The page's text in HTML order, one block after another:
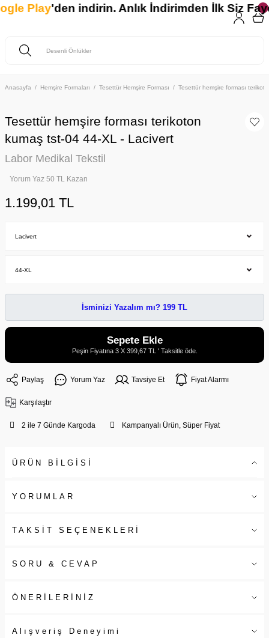
Anasayfa Hemşire Formaları Tesettür Hemşire Forması Tesettür hemşire forması
Tesettür hemşire forması terikoton
kumaş tst-04 44-XL - Lacivert
Labor Medikal Tekstil
Yorum Yaz 50 TL Kazan
1.199,01 TL
İsminizi Yazalım mı? 199 TL
Sepete Ekle
Peşin Fiyatına 3 X 399,67 TL ' Taksitle öde.
Paylaş Yorum Yaz Tavsiye Et Fiyat Alarmı
Karşılaştır
2 ile 7 Günde Kargoda Kampanyalı Ürün, Süper Fiyat
ÜRÜN BİLGİSİ
YORUMLAR
TAKSİT SEÇENEKLERİ
SORU & CEVAP
ÖNERİLERİNİZ
Alışveriş Deneyimi
Play'den indirin. Anlık İndirimden İlk Siz